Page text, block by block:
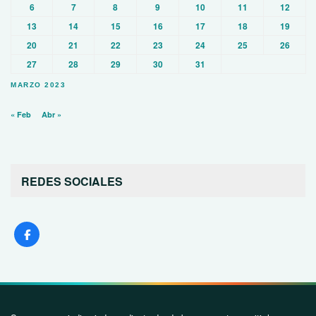
MARZO 2023
6
7 8 9 10 11
12
13
14 15 16 17 18
19
20
21 22 23 24 25
26
27
28 29 30 31
« Feb Abr »
REDES SOCIALES